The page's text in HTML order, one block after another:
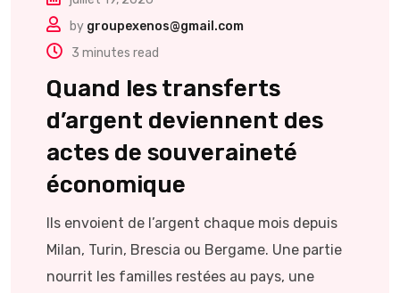
by groupexenos@gmail.com
3 minutes read
Quand les transferts
d’argent deviennent des
actes de souveraineté
économique
Ils envoient de l’argent chaque mois depuis
Milan, Turin, Brescia ou Bergame. Une partie
nourrit les familles restées au pays, une